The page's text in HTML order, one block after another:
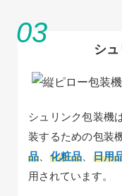
シ
シュリンク包装機
装するための包装
品
化粧品 日用
用されています。